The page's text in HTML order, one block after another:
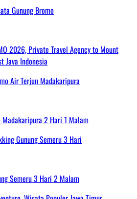
2026, Private Travel Agency to Mount
Java Indonesia
2 Hari 1 Malam
Semeru 3 Hari 2 Malam